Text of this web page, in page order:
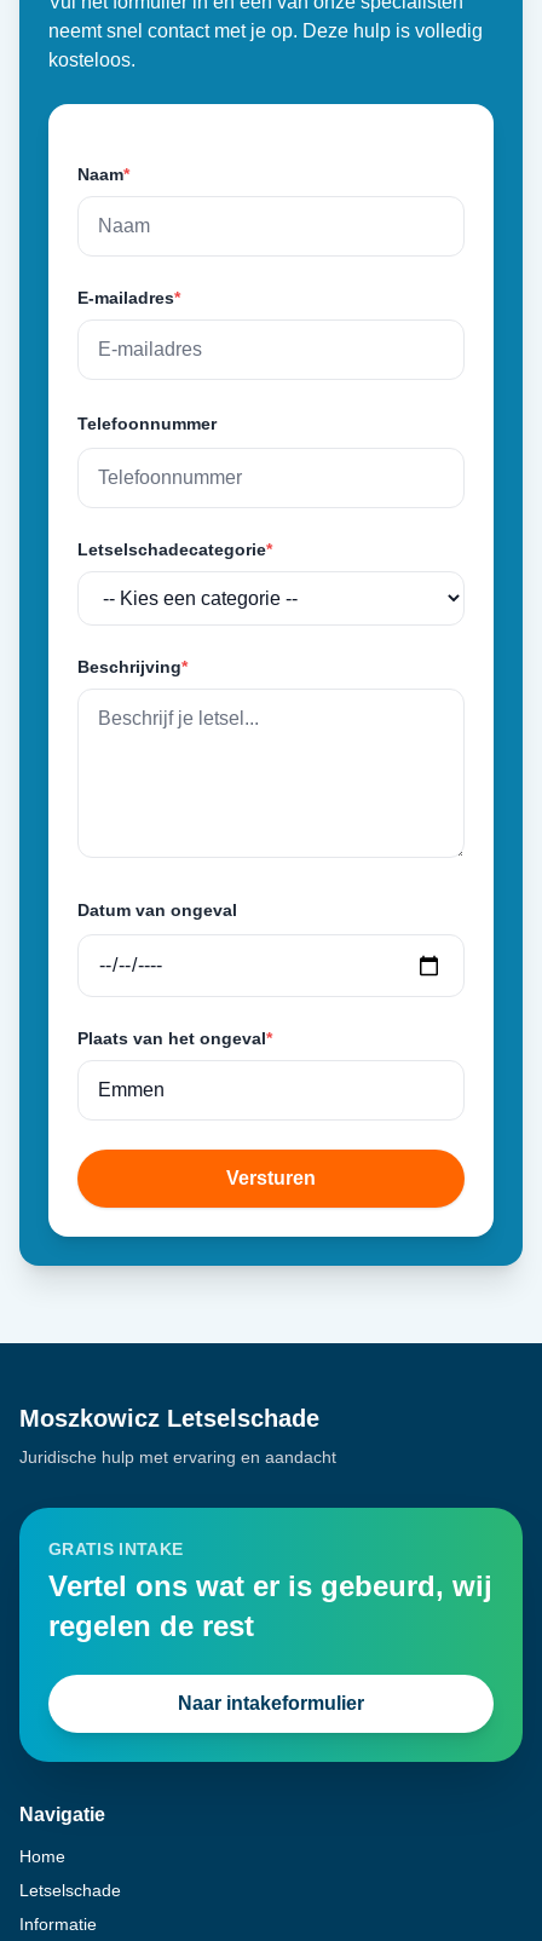
neemt snel contact met je op. Deze hulp is volledig
kosteloos.
Naam*
E-mailadres*
Telefoonnummer
Letselschadecategorie*
Beschrijving*
Datum van ongeval
Plaats van het ongeval*
Versturen
Moszkowicz Letselschade
Juridische hulp met ervaring en aandacht
GRATIS INTAKE
Vertel ons wat er is gebeurd, wij
regelen de rest
Naar intakeformulier
Navigatie
Home
Letselschade
Informatie